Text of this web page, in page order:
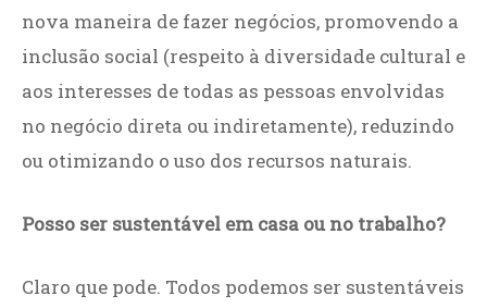
nova maneira de fazer negócios, promovendo a
inclusão social (respeito à diversidade cultural e
aos interesses de todas as pessoas envolvidas
no negócio direta ou indiretamente), reduzindo
ou otimizando o uso dos recursos naturais.
Posso ser sustentável em casa ou no trabalho?
Claro que pode. Todos podemos ser sustentáveis